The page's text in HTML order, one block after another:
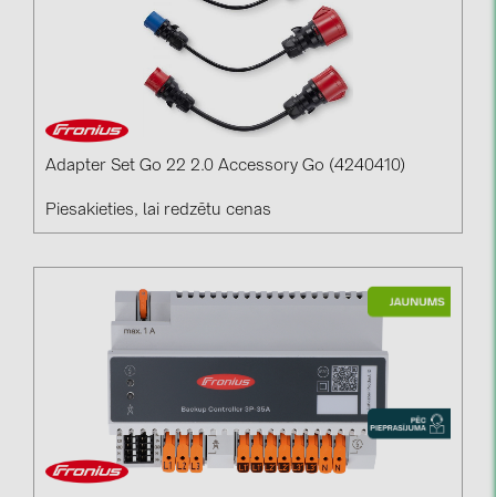
Adapter Set Go 22 2.0 Accessory Go (4240410)
Piesakieties, lai redzētu cenas